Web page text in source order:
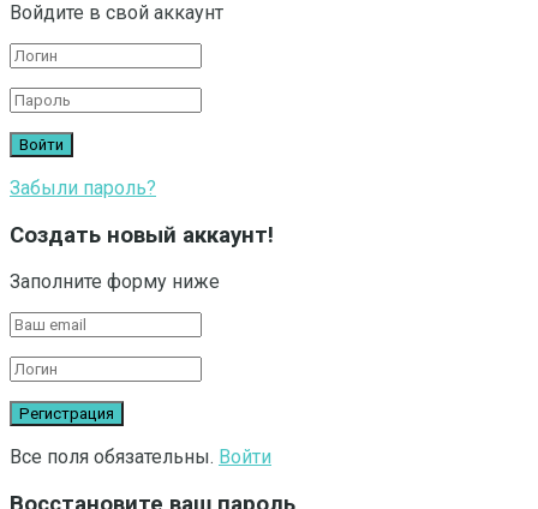
Войдите в свой аккаунт
Забыли пароль?
Создать новый аккаунт!
Заполните форму ниже
Все поля обязательны. Войти